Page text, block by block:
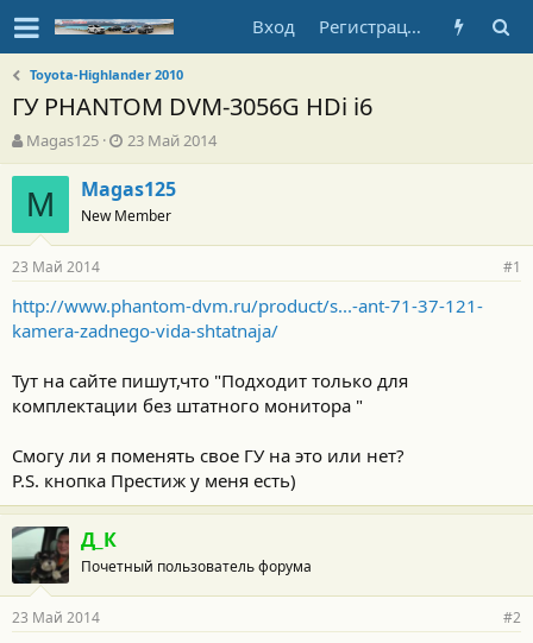
Вход Регистрация
Toyota-Highlander 2010
ГУ PHANTOM DVM-3056G HDi i6
А
в
т
о
т
е
м
ы
Magas125
Д
а
т
а
н
а
а
л
а
23 Май 2014
M Magas125
New Member
23 Май 2014 #1
http://www.phantom-dvm.ru/product/s...-ant-71-37-121-
kamera-zadnego-vida-shtatnaja/
Тут на сайте пишут,что "Подходит только для
комплектации без штатного монитора "
Смогу ли я поменять свое ГУ на это или нет?
P.S. кнопка Престиж у меня есть)
Д_К
Почетный пользователь форума
23 Май 2014 #2